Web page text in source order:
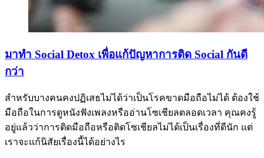
มาทำ Social Detox เพื่อแก้ปัญหาการติด Social กันดี
กว่า
สำหรับบางคนคงปฏิเสธไม่ได้ว่าเป็นโรคขาดมือถือไม่ได้ ต้องใช้
มือถือในการดูหนังฟังเพลงหรืออ่านโซเชียลตลอดเวลา คุณคงรู้
อยู่แล้วว่าการติดมือถือหรือติดโซเชียลไม่ได้เป็นเรื่องที่ดีนัก แต่
เราจะแก้นิสัยเรื่องนี้ได้อย่างไร